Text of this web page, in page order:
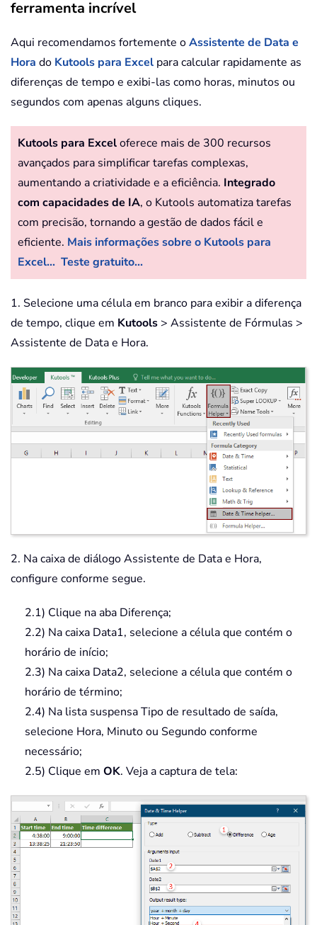
ferramenta incrível
Aqui recomendamos fortemente oAssistente de Data e
Hora do Kutools para Excel para calcular rapidamente as
diferenças de tempo e exibi-las como horas, minutos ou
segundos com apenas alguns cliques.
Kutools para Exceloferece mais de 300 recursos
avançados para simplificar tarefas complexas,
aumentando a criatividade e a eficiência. Integrado
com capacidades de IA, o Kutools automatiza tarefas
com precisão, tornando a gestão de dados fácil e
eficiente. Mais informações sobre o Kutools para
Excel... Teste gratuito...
1. Selecione uma célula em branco para exibir a diferença
de tempo, clique em Kutools > Assistente de Fórmulas >
Assistente de Data e Hora.
2. Na caixa de diálogo Assistente de Data e Hora,
configure conforme segue.
2.1) Clique na aba Diferença;
2.2) Na caixa Data1, selecione a célula que contém o
horário de início;
2.3) Na caixa Data2, selecione a célula que contém o
horário de término;
2.4) Na lista suspensa Tipo de resultado de saída,
selecione Hora, Minuto ou Segundo conforme
necessário;
2.5) Clique em OK. Veja a captura de tela: